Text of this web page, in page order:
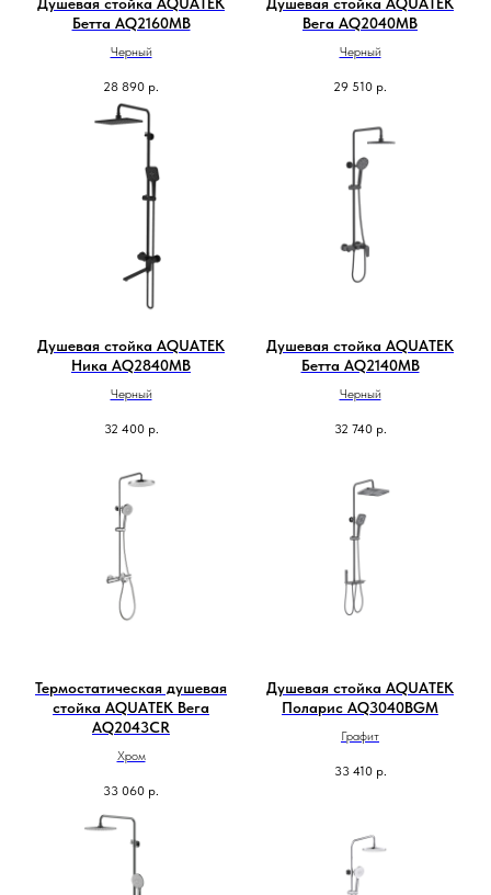
Бетта AQ2160MB
Черный
28 890 р.
Вега AQ2040MB
Черный
29 510 р.
Душевая стойка AQUATEK
Ника AQ2840MB
Черный
32 400 р.
Душевая стойка AQUATEK
Бетта AQ2140MB
Черный
32 740 р.
Термостатическая душевая
стойка AQUATEK Вега
AQ2043CR
Хром
33 060 р.
Душевая стойка AQUATEK
Поларис AQ3040BGM
Графит
33 410 р.